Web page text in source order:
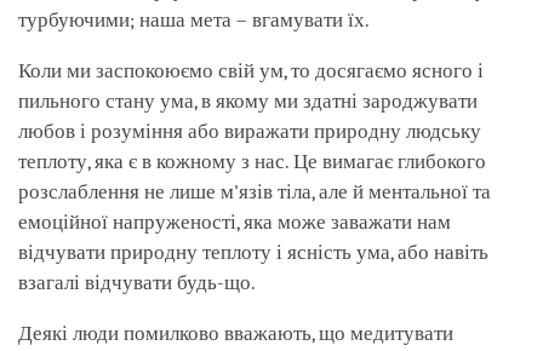
турбуючими; наша мета – вгамувати їх.
Коли ми заспокоюємо свій ум, то досягаємо ясного і
пильного стану ума, в якому ми здатні зароджувати
любов і розуміння або виражати природну людську
теплоту, яка є в кожному з нас. Це вимагає глибокого
розслаблення не лише м'язів тіла, але й ментальної та
емоційної напруженості, яка може заважати нам
відчувати природну теплоту і ясність ума, або навіть
взагалі відчувати будь-що.
Деякі люди помилково вважають, що медитувати